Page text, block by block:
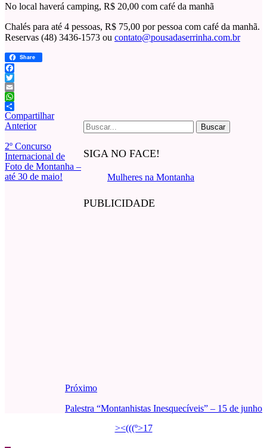
No local haverá camping, R$ 20,00 com café da manhã
Chalés para até 4 pessoas, R$ 75,00 por pessoa com café da manhã.
Reservas (48) 3436-1573 ou contato@pousadaserrinha.com.br
Share
Facebook
Twitter
Email
WhatsApp
Compartilhar
Buscar
por:
SIGA NO FACE!
Mulheres na Montanha
PUBLICIDADE
Anterior
2º Concurso
Internacional de
Foto de Montanha –
até 30 de maio!
Próximo
Palestra “Montanhistas Inesquecíveis” – 15 de junho
><(((º>17